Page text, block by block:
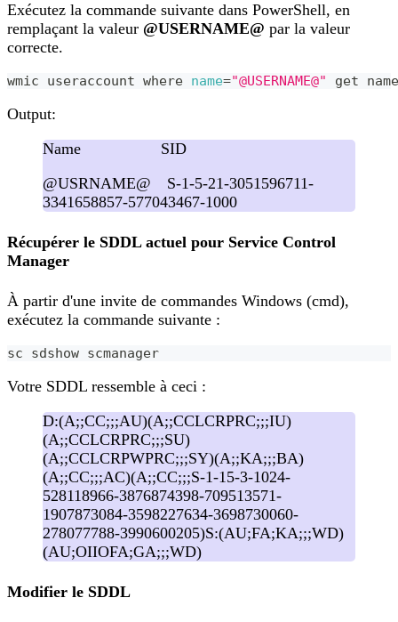
Exécutez la commande suivante dans PowerShell, en
remplaçant la valeur @USERNAME@ par la valeur
correcte.
wmic useraccount where name="@USERNAME@" get
Output:
Name SID
@USRNAME@ S-1-5-21-3051596711-
3341658857-577043467-1000
Récupérer le SDDL actuel pour Service Control
Manager
À partir d'une invite de commandes Windows (cmd),
exécutez la commande suivante :
sc sdshow scmanager
Votre SDDL ressemble à ceci :
D:(A;;CC;;;AU)(A;;CCLCRPRC;;;IU)
(A;;CCLCRPRC;;;SU)
(A;;CCLCRPWPRC;;;SY)(A;;KA;;;BA)
(A;;CC;;;AC)(A;;CC;;;S-1-15-3-1024-
528118966-3876874398-709513571-
1907873084-3598227634-3698730060-
278077788-3990600205)S:(AU;FA;KA;;;WD)
(AU;OIIOFA;GA;;;WD)
Modifier le SDDL